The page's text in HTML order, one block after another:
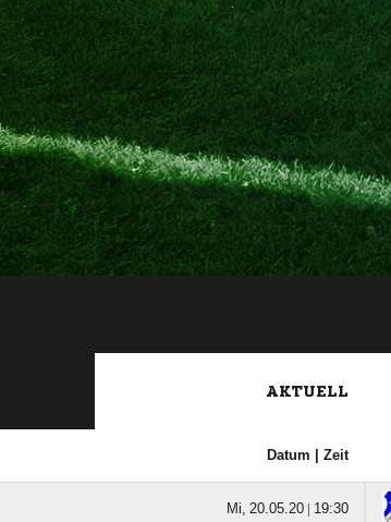
AKTUELL
Datum | Zeit
  | 